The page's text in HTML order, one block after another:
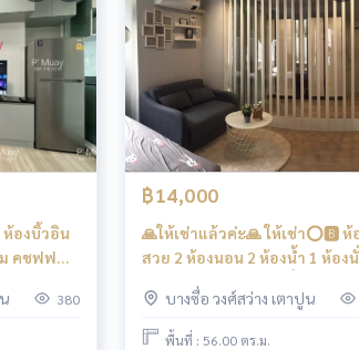
าย ร้านเสริมสวย ซักรีด ร้านขายยา ร้านกา
ห้องบิ้วอิน
คชฟฟ
บาท 380
฿14,000
🙏ให้เช่าแล้วค่ะ🙏 ให้เช่า⭕️🅱️ ห้อง
สวย 2 ห้องนอน 2 ห้องน้ำ 1 ห้อง
เจ้นท์โฮมบางซ่อน28 ❤️ค่าเช่า
14,000 บาท
บางซื่อ วงศ์สว่าง เตาปูน
พื้นที่ : 56.00 ตร.ม.